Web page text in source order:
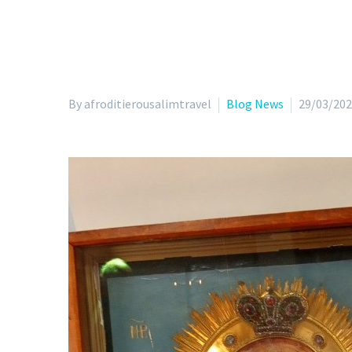
By afroditierousalimtravel Blog News 29/03/